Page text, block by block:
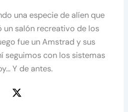
una especie de alíen que
un salón recreativo de los
fue un Amstrad y sus
seguimos con los sistemas
Y de antes.